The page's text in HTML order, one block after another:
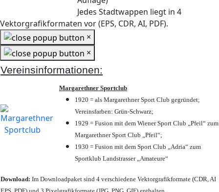
Jedes Stadtwappen liegt in 4
Vektorgrafikformaten vor (EPS, CDR, AI, PDF).
×
×
Vereinsinformationen:
Margarethner Sportclub
1920 = als Margarethner Sport Club gegründet;
Vereinsfarben: Grün-Schwarz;
1929 = Fusion mit dem Wiener Sport Club „Pfeil“ zum
Margarethner Sport Club „Pfeil“;
1930 = Fusion mit dem Sport Club „Adria“ zum
Sportklub Landstrasser „Amateure“
Download: Im Downloadpaket sind 4 verschiedene Vektorgrafikformate (CDR, AI